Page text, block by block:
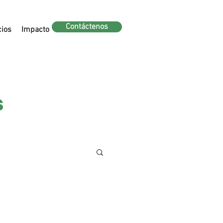
Impacto Contáctenos